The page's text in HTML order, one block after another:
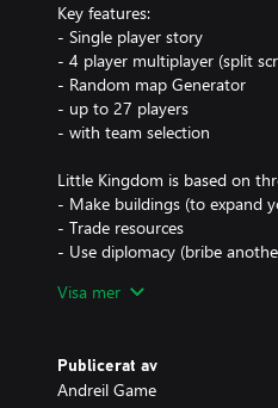
Key features:
- Single player story
- 4 player multiplayer (split
- Random map Generator
- up to 27 players
- with team selection
Little Kingdom is based on
- Make buildings (to expand
- Trade resources
- Use diplomacy (bribe
Visa mer
Publicerat av
Andreil Game